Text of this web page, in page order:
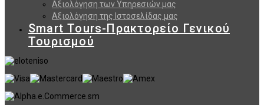
Αξιολόγηση των Υπηρεσιών μας
Αξιολόγηση της Ιστοσελίδας μας
Smart Tours-Πρακτορείο Γενικού
Τουρισμού